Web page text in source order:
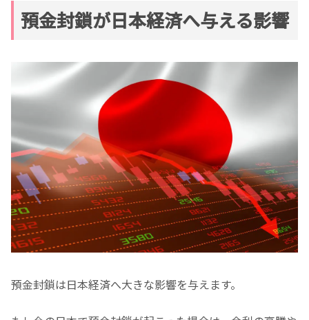
預金封鎖が日本経済へ与える影響
預金封鎖は日本経済へ大きな影響を与えます。